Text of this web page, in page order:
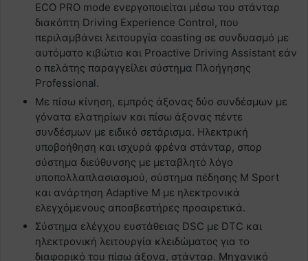
ECO PRO mode ενεργοποιείται μέσω του στάνταρ
διακόπτη Driving Experience Control, που
περιλαμβάνει λειτουργία coasting σε συνδυασμό με
αυτόματο κιβώτιο και Proactive Driving Assistant εάν
ο πελάτης παραγγείλει σύστημα Πλοήγησης
Professional.
Mε πίσω κίνηση, εμπρός άξονας δύο συνδέσμων με
γόνατα ελατηρίων και πίσω άξονας πέντε
συνδέσμων με ειδικό σετάρισμα. Ηλεκτρική
υποβοήθηση και ισχυρά φρένα στάνταρ, σπορ
σύστημα διεύθυνσης με μεταβλητό λόγο
υποπολλαπλασιασμού, σύστημα πέδησης M Sport
και ανάρτηση Adaptive M με ηλεκτρονικά
ελεγχόμενους αποσβεστήρες προαιρετικά.
Σύστημα ελέγχου ευστάθειας DSC με DTC και
ηλεκτρονική λειτουργία κλειδώματος για το
διαφορικό του πίσω άξονα, στάνταρ. Μηχανικό